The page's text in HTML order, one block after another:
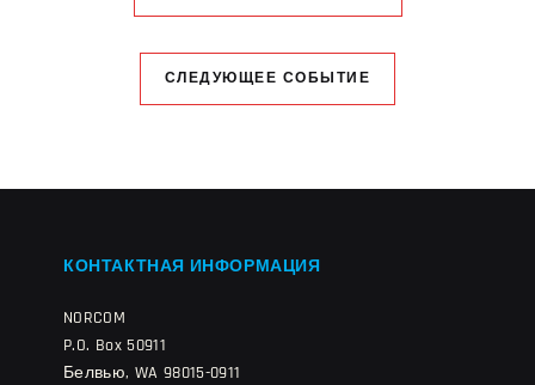
СЛЕДУЮЩЕЕ СОБЫТИЕ
КОНТАКТНАЯ ИНФОРМАЦИЯ
NORCOM
P.O. Box 50911
Белвью, WA 98015-0911